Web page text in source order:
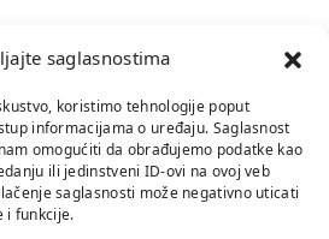
saglasnostima
koristimo tehnologije poput
informacijama o uređaju. Saglasnost
omogućiti da obrađujemo podatke kao
ili jedinstveni ID-ovi na ovoj veb
saglasnosti može negativno uticati
i funkcije.